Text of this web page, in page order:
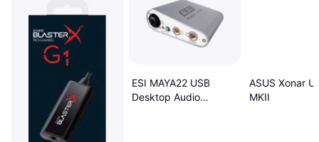
ESI MAYA22 USB
Desktop Audio
ASUS Xonar
MKII